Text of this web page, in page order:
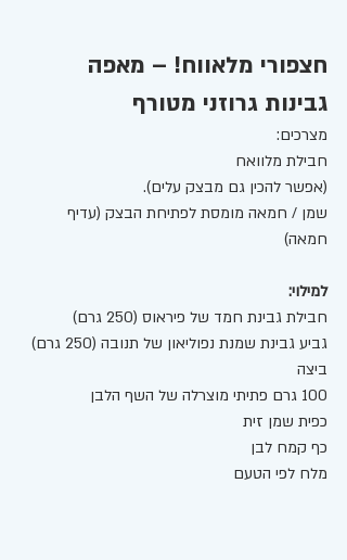
חצפורי מלאווח! – מאפה
גבינות גרוזני מטורף
מצרכים:
חבילת מלוואח
(אפשר להכין גם מבצק עלים).
שמן / חמאה מומסת לפתיחת הבצק (עדיף
חמאה)
למילוי:
חבילת גבינת חמד של פיראוס (250 גרם)
גביע גבינת שמנת נפוליאון של תנובה (250 גרם)
ביצה
100 גרם פתיתי מוצרלה של השף הלבן
כפית שמן זית
כף קמח לבן
מלח לפי הטעם